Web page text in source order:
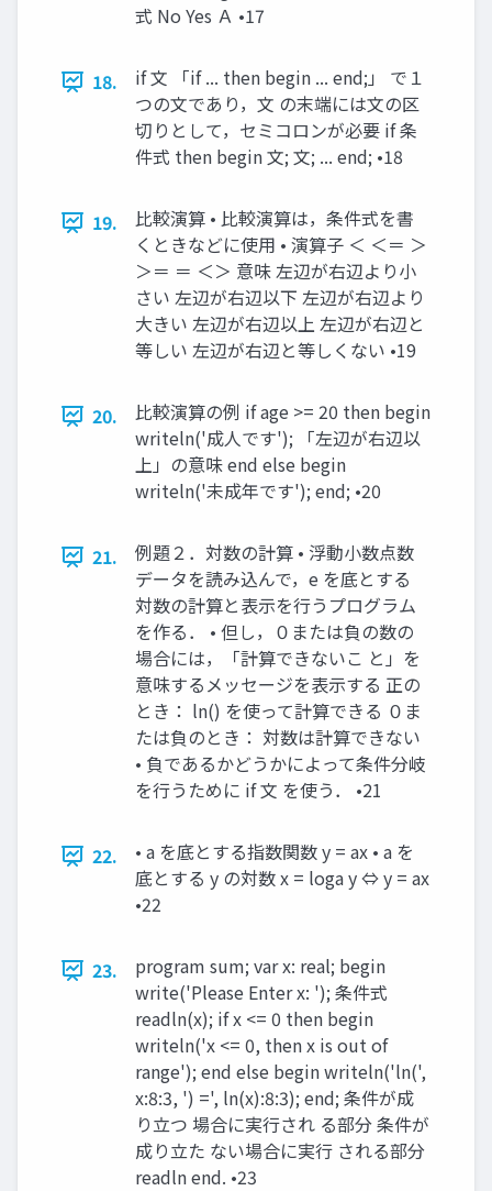
式 No Yes Ａ •17
18.
if 文 「if ... then begin ... end;」 で１
つの文であり，文 の末端には文の区
切りとして，セミコロンが必要 if 条
件式 then begin 文; 文; ... end; •18
19.
比較演算 • 比較演算は，条件式を書
くときなどに使用 • 演算子 ＜ ＜＝ ＞
＞＝ ＝ ＜＞ 意味 左辺が右辺より小
さい 左辺が右辺以下 左辺が右辺より
大きい 左辺が右辺以上 左辺が右辺と
等しい 左辺が右辺と等しくない •19
20.
比較演算の例 if age >= 20 then begin
writeln('成人です'); 「左辺が右辺以
上」の意味 end else begin
writeln('未成年です'); end; •20
21.
例題２．対数の計算 • 浮動小数点数
データを読み込んで，e を底とする
対数の計算と表示を行うプログラム
を作る． • 但し，０または負の数の
場合には，「計算できないこ と」を
意味するメッセージを表示する 正の
とき： ln() を使って計算できる ０ま
たは負のとき： 対数は計算できない
• 負であるかどうかによって条件分岐
を行うために if 文 を使う． •21
22.
• a を底とする指数関数 y = ax • a を
底とする y の対数 x = loga y ⇔ y = ax
•22
23.
program sum; var x: real; begin
write('Please Enter x: '); 条件式
readln(x); if x <= 0 then begin
writeln('x <= 0, then x is out of
range'); end else begin writeln('ln(',
x:8:3, ') =', ln(x):8:3); end; 条件が成
り立つ 場合に実行され る部分 条件が
成り立た ない場合に実行 される部分
readln end. •23